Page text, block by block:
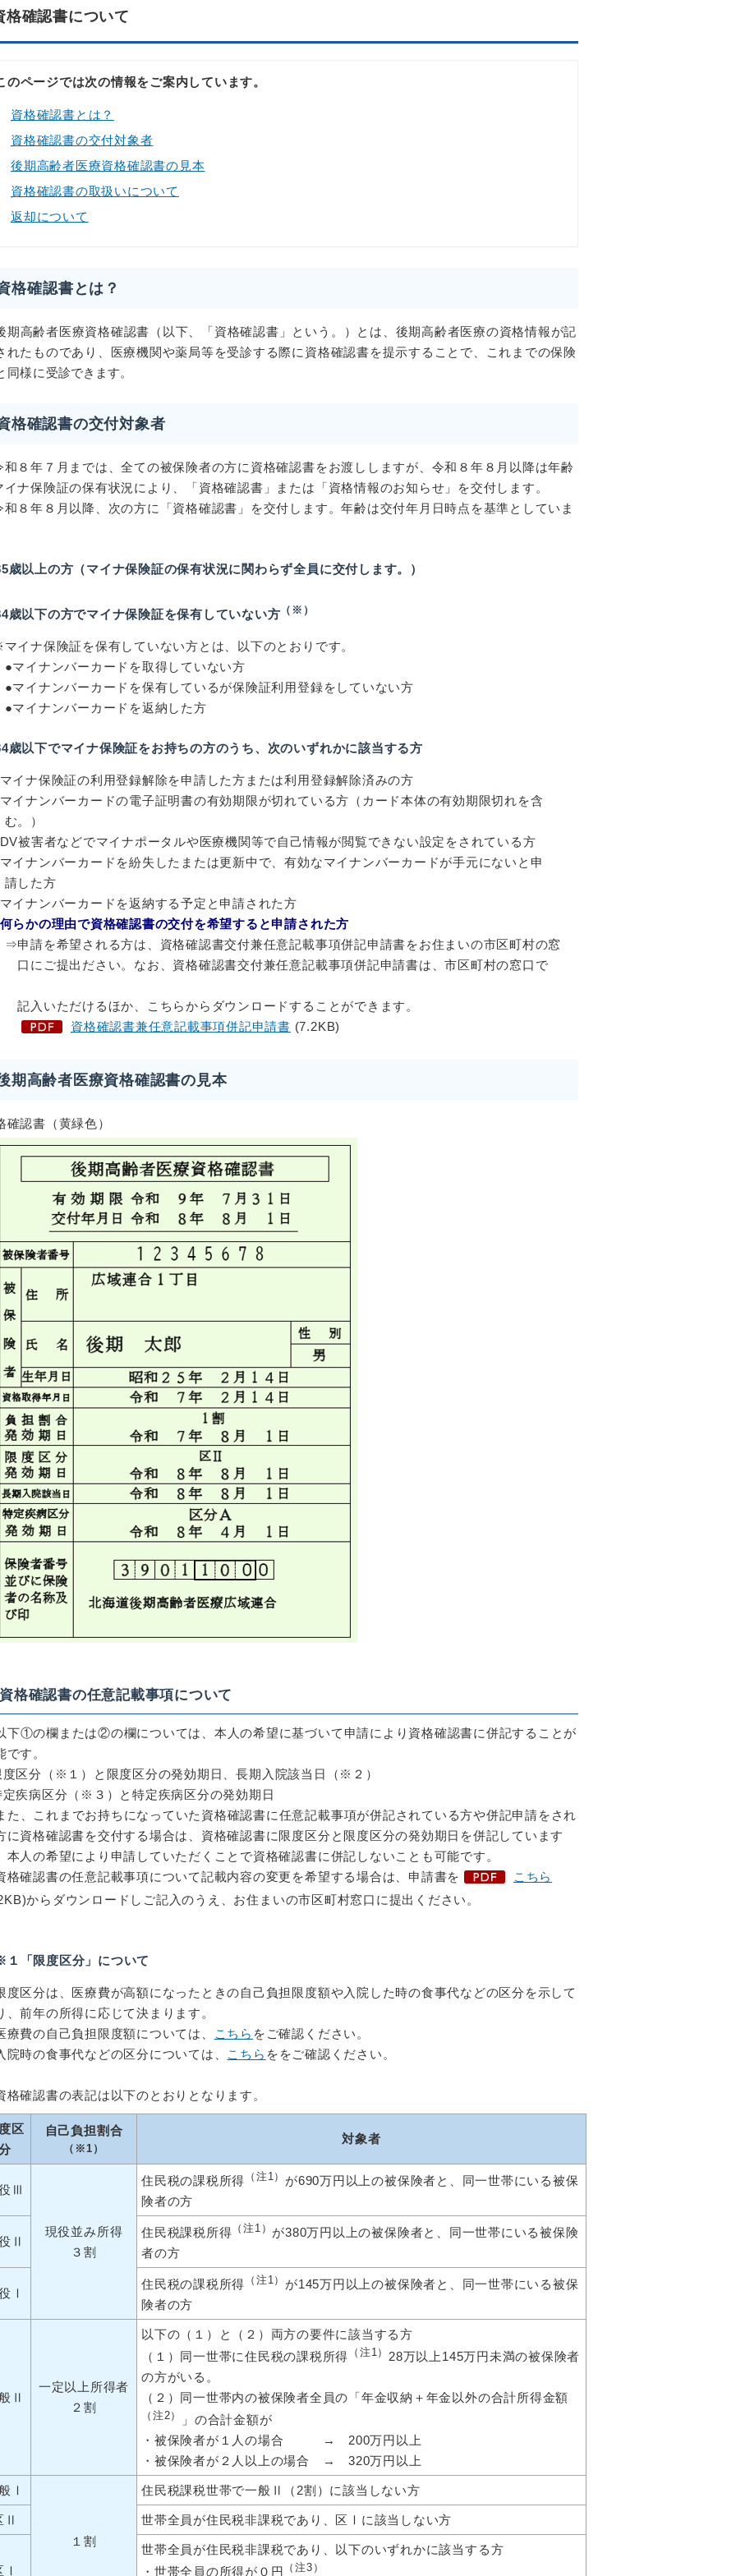
格確認書について
のページでは次の情報をご案内しています。
資格確認書とは？
資格確認書の交付対象者
後期高齢者医療資格確認書の見本
資格確認書の取扱いについて
返却について
格確認書とは？
期高齢者医療資格確認書（以下、「資格確認書」という。）とは、 後期高齢者医療の資格情報が記
れたものであり、 医療機関や薬局等を受診する際に資格確認書を提示することで、これまでの保険
同様に 受診できます。
格確認書の交付対象者
８年７月までは、全ての被保険者の方に資格確認書をお渡ししますが、令和８年８月以降は年齢
イナ保険証の保有状況により、「資格確認書」または「資格情報のお知らせ」を交付します。
８年８月以降、次の方に「資格確認書」を交付します。年齢は交付年月日時点を基準としていま
歳以上の方 （マイナ保険証の保有状況に関わらず全員に交付します。）
歳以下の方でマイナ保険証を保有していない方 （※）
ナ保険証を保有していない方とは、以下のとおりです。
ナンバーカードを取得していない方
ナンバーカードを保有しているが保険証利用登録をしていない方
ナンバーカードを返納した方
歳以下でマイナ保険証をお持ちの方のうち、次のいずれかに該当する方
ナ保険証の利用登録解除を申請した方または利用登録解除済みの方
ナンバーカードの電子証明書の有効期限が切れている方（カード本体の有効期限切れを含
）
被害者などでマイナポータルや医療機関等で自己情報が閲覧できない設定をされている方
ナンバーカードを紛失したまたは更新中で、有効なマイナンバーカードが手元にないと申
た方
ナンバーカードを返納する予定と申請された方
何らかの理由で資格確認書の交付を希望すると申請された方
を希望される方は、 資格確認書交付兼任意記載事項併記申請書をお住まいの市区町村の窓
ご提出ださい。なお、 資格確認書交付兼任意記載事項併記申請書は、市区町村の窓口で
いただけるほか、こちらからダウンロードすることができます。
資格確認書兼任意記載事項併記申請書 (7.2KB)
期高齢者医療資格確認書の見本
確認書（黄緑色）
資格確認書の任意記載事項について
下①の欄または②の欄については、本人の希望に基づいて申請により資格確認書に併記することが
です。
分（※１）と限度区分の発効期日、長期入院該当日（※２）
病区分（※３）と特定疾病区分の発効期日
た、これまでお持ちになっていた資格確認書に任意記載事項が併記されている方や併記申請をされ
に資格確認書を交付する場合は、資格確認書に限度区分と限度区分の発効期日を併記しています
本人の希望により申請していただくことで資格確認書に併記しないことも可能です。
確認書の任意記載事項について記載内容の変更を希望する場合は、申請書を
こちら
からダウンロードしご記入のうえ、お住まいの市区町村窓口に提出ください。
「限度区分」について
区分は、医療費が高額になったときの自己負担限度額や入院した時の食事代などの区分を示して
、前年の所得に応じて決まります。
費の自己負担限度額については、
こちら をご確認ください。
時の食事代などの区分については、 こちら を をご確認ください。
格確認書の表記は以下のとおりとなります。
区
自己負担割合
（※1）
対象者
Ⅲ
現役並み所得
３割
住民税の課税所得 （注1） が690万円以上の被保険者と、同一世帯にいる被保
険者の方
Ⅱ
住民税課税所得 （注 1） が380万円以上の被保険者と、同一世帯にいる被保険
者の方
Ⅰ
住民税の課税所得 （注 1） が145万円以上の被保険者と、同一世帯にいる被保
険者の方
Ⅱ
一定以上所得者
２割
以下の（１）と（２）両方の要件に該当する方
（１）同一世帯に住民税の課税所得 （注1） 28万以上145万円未満の被保険者
の方がいる。
（２）同一世帯内の被保険者全員の「年金収納＋年金以外の合計所得金額
（注2）
」の合計金額が
・被保険者が１人の場合 → 200万円以上
・被保険者が２人以上の場合 → 320万円以上
Ⅰ
１割
住民税課税世帯で一般Ⅱ（2割）に該当しない方
Ⅱ 世帯全員が住民税非課税であり、区Ⅰに該当しない方
Ⅰ
世帯全員が住民税非課税であり、以下のいずれかに該当する方
・世帯全員の所得が０円 （注3）